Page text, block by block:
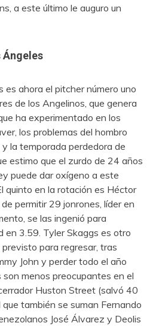
a este último le auguro un
Ángeles
es ahora el pitcher número uno
de los Angelinos, que genera
ha experimentado en los
los problemas del hombro
la temporada perdedora de
estimo que el zurdo de 24 años
puede dar oxígeno a este
quinto en la rotación es Héctor
permitir 29 jonrones, líder en
se las ingenió para
en 3.59. Tyler Skaggs es otro
para regresar, tras
John y perder todo el año
menos preocupantes en el
Huston Street (salvó 40
también se suman Fernando
José Álvarez y Deolis